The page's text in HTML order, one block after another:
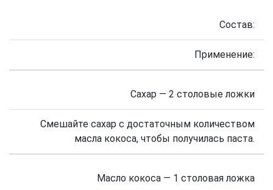
Состав:
Применение:
Сахар — 2 столовые ложки
Смешайте сахар с достаточным количеством
масла кокоса, чтобы получилась паста.
Масло кокоса — 1 столовая ложка